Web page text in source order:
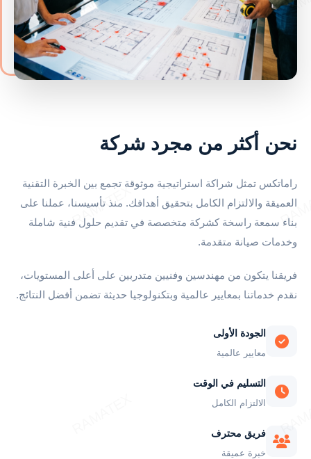
نحن أكثر من مجرد شركة
راماتكس تمثل شراكة استراتيجية موثوقة تجمع بين الخبرة التقنية
العميقة والالتزام الكامل بتحقيق أهدافك. منذ تأسيسنا، عملنا على
بناء سمعة راسخة كشركة متخصصة في تقديم حلول فنية شاملة
وخدمات صيانة متقدمة.
فريقنا يتكون من مهندسين وفنيين متدربين على أعلى المستويات،
نقدم خدماتنا بمعايير عالمية وبتكنولوجيا حديثة تضمن أفضل النتائج.
الجودة الأولى
معايير عالمية
التسليم في الوقت
الالتزام الكامل
فريق محترف
خبرة عميقة